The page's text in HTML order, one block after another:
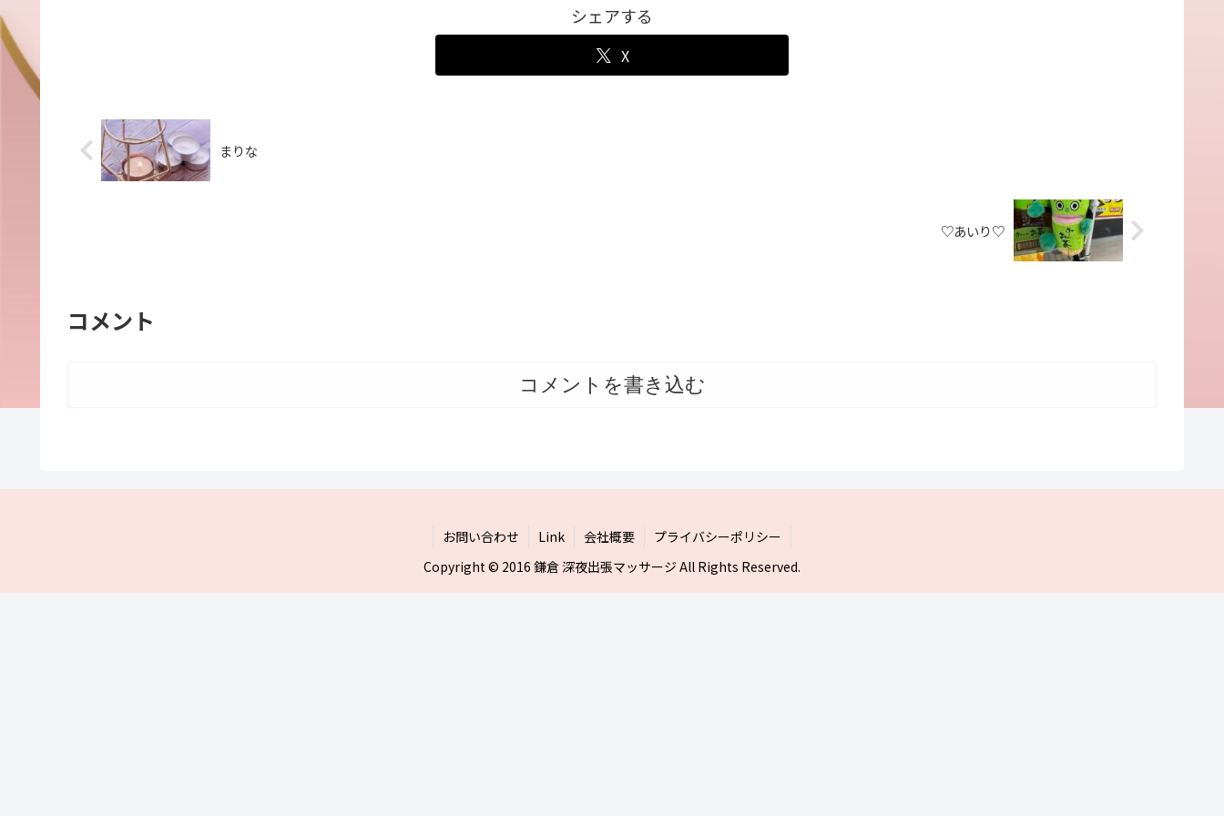
シェアする
X
まりな
♡あいり♡
コメント
コメントを書き込む
お問い合わせ Link 会社概要
プライバシーポリシー
Copyright © 2016 鎌倉 深夜出張マッサージ All Rights Reserved.